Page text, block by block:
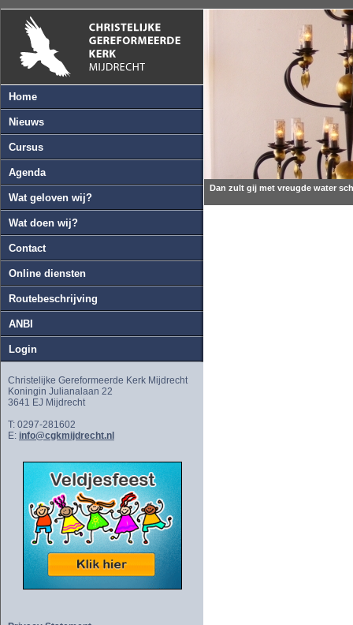
Home
Nieuws
Cursus
Agenda
Wat geloven wij?
Wat doen wij?
Contact
Online diensten
Routebeschrijving
ANBI
Login
Christelijke Gereformeerde Kerk Mijdrecht
Koningin Julianalaan 22
3641 EJ Mijdrecht
T: 0297-281602
E: info@cgkmijdrecht.nl
Dan zult gij met vreugde water